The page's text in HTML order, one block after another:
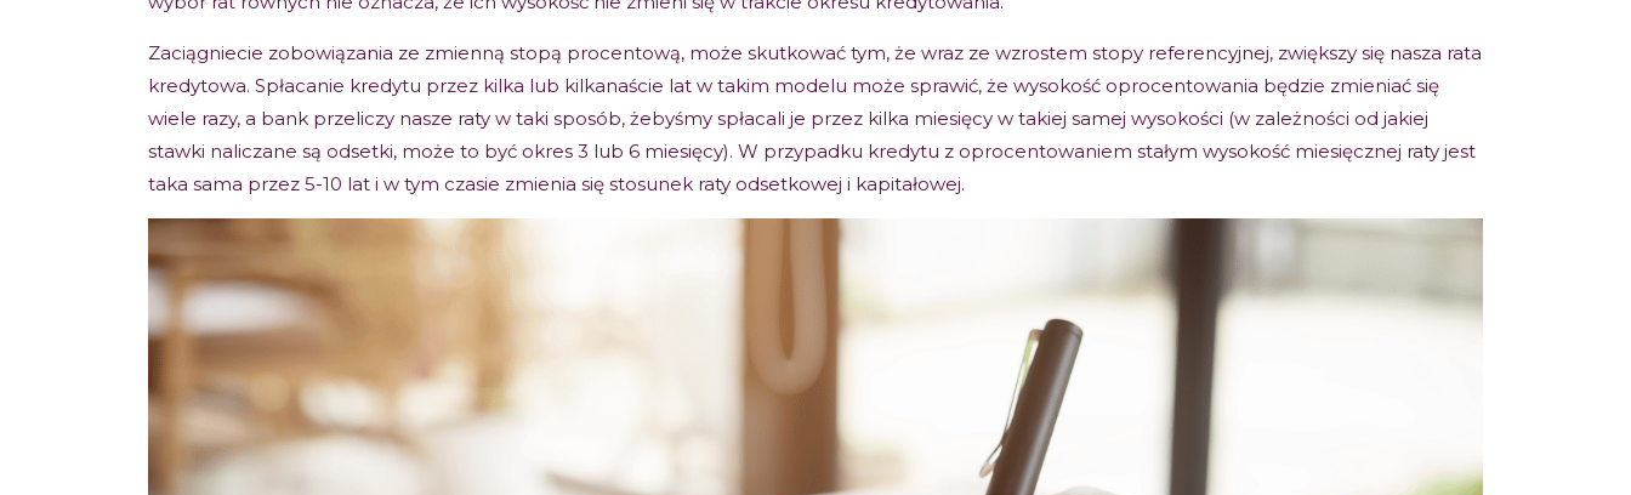
Zaciągniecie zobowiązania ze zmienną stopą procentową, może skutkować tym, że wraz ze wzrostem stopy referencyjnej, zwiększy się nasza rata
kredytowa. Spłacanie kredytu przez kilka lub kilkanaście lat w takim modelu może sprawić, że wysokość oprocentowania będzie zmieniać się
wiele razy, a bank przeliczy nasze raty w taki sposób, żebyśmy spłacali je przez kilka miesięcy w takiej samej wysokości (w zależności od jakiej
stawki naliczane są odsetki, może to być okres 3 lub 6 miesięcy). W przypadku kredytu z oprocentowaniem stałym wysokość miesięcznej raty jest
taka sama przez 5-10 lat i w tym czasie zmienia się stosunek raty odsetkowej i kapitałowej.